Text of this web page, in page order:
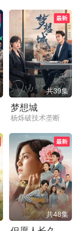
共39集
梦想城
杨烁破技术垄断
共48集